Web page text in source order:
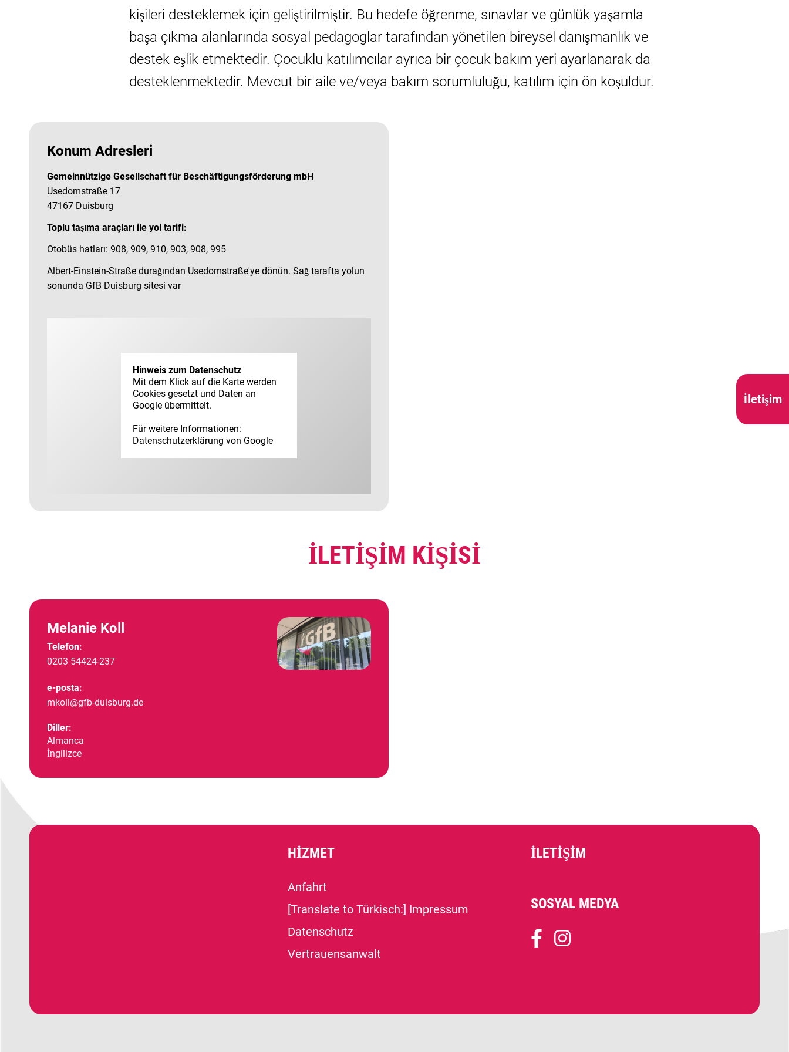
İletişim
kişileri desteklemek için geliştirilmiştir. Bu hedefe öğrenme, sınavlar ve günlük yaşamla
başa çıkma alanlarında sosyal pedagoglar tarafından yönetilen bireysel danışmanlık ve
destek eşlik etmektedir. Çocuklu katılımcılar ayrıca bir çocuk bakım yeri ayarlanarak da
desteklenmektedir. Mevcut bir aile ve/veya bakım sorumluluğu, katılım için ön koşuldur.
Konum Adresleri
Gemeinnützige Gesellschaft für Beschäftigungsförderung mbH
Usedomstraße 17
47167 Duisburg
Toplu taşıma araçları ile yol tarifi:
Otobüs hatları: 908, 909, 910, 903, 908, 995
Albert-Einstein-Straße durağından Usedomstraße'ye dönün. Sağ tarafta yolun
sonunda GfB Duisburg sitesi var
Hinweis zum Datenschutz
Mit dem Klick auf die Karte werden
Cookies gesetzt und Daten an
Google übermittelt.
Für weitere Informationen:
Datenschutz­erklärung von Google
İLETIŞIM KIŞISI
Melanie Koll
Telefon:
0203 54424-237
e-posta:
mkoll@gfb-duisburg.de
Diller:
Almanca
İngilizce
HIZMET
Anfahrt
[Translate to Türkisch:] Impressum
Datenschutz
Vertrauensanwalt
İLETIŞIM
SOSYAL MEDYA